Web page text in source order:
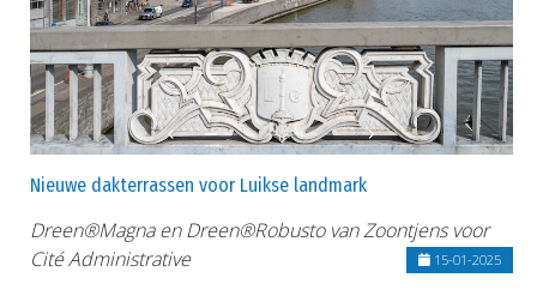
Nieuwe dakterrassen voor Luikse landmark
Dreen®Magna en Dreen®Robusto van Zoontjens voor
Cité Administrative
15-01-2025